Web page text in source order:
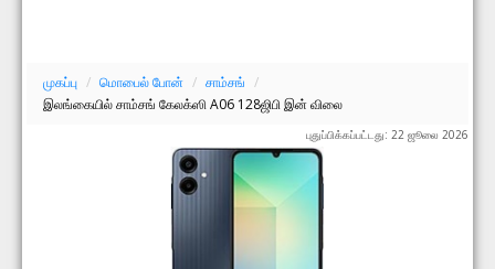
முகப்பு / மொபைல் போன் / சாம்சங் /
இலங்கையில் சாம்சங் கேலக்ஸி A06 128ஜிபி இன் விலை
புதுப்பிக்கப்பட்டது: 22 ஜூலை 2026